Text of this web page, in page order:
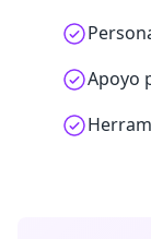
Apoyo